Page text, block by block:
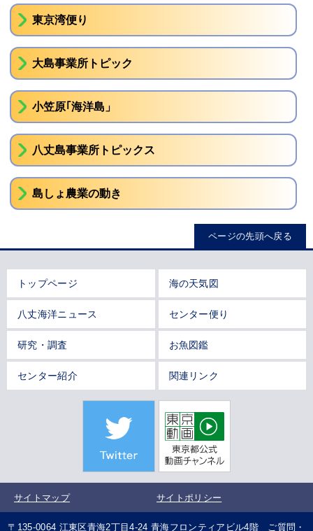
東京湾便り
大島事業所トピック
小笠原｢海洋島」
八丈島事業所トピックス
島しょ農業の動き
ページの先頭へ戻る
トップページ 海の天気図
八丈海洋ニュース センター便り
研究・調査 お魚図鑑
センター紹介 関連リンク
サイトマップ サイトポリシー
〒135-0064 江東区青海2丁目4-24 青海フロンティアビル4階 ご質問・